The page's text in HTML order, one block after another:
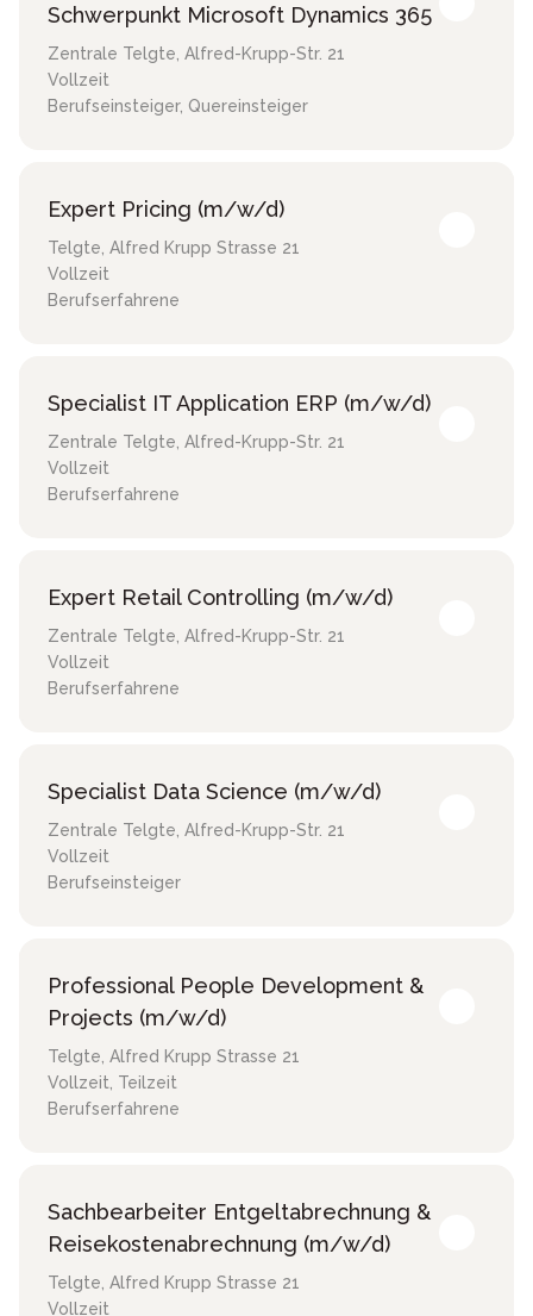
Schwerpunkt Microsoft Dynamics 365
Zentrale Telgte, Alfred-Krupp-Str. 21
Vollzeit
Berufseinsteiger, Quereinsteiger
Expert Pricing (m/w/d)
Telgte, Alfred Krupp Strasse 21
Vollzeit
Berufserfahrene
Specialist IT Application ERP (m/w/d)
Zentrale Telgte, Alfred-Krupp-Str. 21
Vollzeit
Berufserfahrene
Expert Retail Controlling (m/w/d)
Zentrale Telgte, Alfred-Krupp-Str. 21
Vollzeit
Berufserfahrene
Specialist Data Science (m/w/d)
Zentrale Telgte, Alfred-Krupp-Str. 21
Vollzeit
Berufseinsteiger
Professional People Development &
Projects (m/w/d)
Telgte, Alfred Krupp Strasse 21
Vollzeit, Teilzeit
Berufserfahrene
Sachbearbeiter Entgeltabrechnung &
Reisekostenabrechnung (m/w/d)
Telgte, Alfred Krupp Strasse 21
Vollzeit